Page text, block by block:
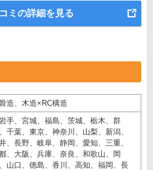
ミの詳細を見る
造、木造×RC構造
手、宮城、福島、茨城、栃木、群
千葉、東京、神奈川、山梨、新潟、
、長野、岐阜、静岡、愛知、三重、
、大阪、兵庫、奈良、和歌山、岡
山口、徳島、香川、高知、福岡、長